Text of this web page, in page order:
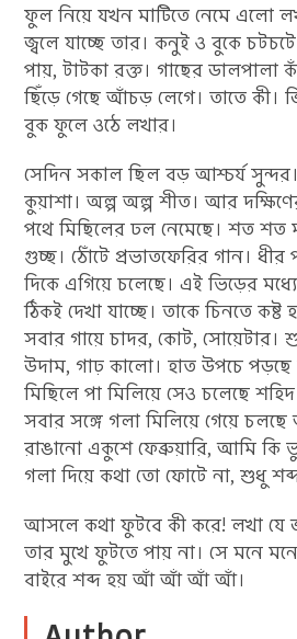
ফুল নিয়ে যখন মাটিতে নেমে এলো
জ্বলে যাচ্ছে তার। কনুই ও বুকে চটচটে
পায়, টাটকা রক্ত। গাছের ডালপালা
ছিঁড়ে গেছে আঁচড় লেগে। তাতে কী।
বুক ফুলে ওঠে লখার।
সেদিন সকাল ছিল বড় আশ্চর্য
কুয়াশা। অল্প অল্প শীত। আর
পথে মিছিলের ঢল নেমেছে। শত শত
গুচ্ছ। ঠোঁটে প্রভাতফেরির গান। ধীর
দিকে এগিয়ে চলেছে। এই ভিড়ের
ঠিকই দেখা যাচ্ছে। তাকে চিনতে
সবার গায়ে চাদর, কোট, সোয়েটার।
উদাম, গাঢ় কালো। হাত উপচে
মিছিলে পা মিলিয়ে সেও চলেছে
সবার সঙ্গে গলা মিলিয়ে গেয়ে
রাঙানো একুশে ফেব্রুয়ারি, আমি কি
গলা দিয়ে কথা তো ফোটে না,
আসলে কথা ফুটবে কী করে! লখা যে
তার মুখে ফুটতে পায় না। সে মনে
বাইরে শব্দ হয় আঁ আঁ আঁ আঁ।